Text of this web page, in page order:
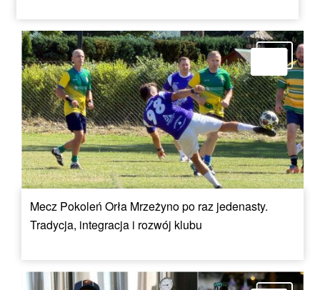
Mecz Pokoleń Orła Mrzeżyno po raz jedenasty.
Tradycja, integracja i rozwój klubu